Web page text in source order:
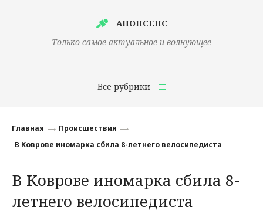
АНОНСЕНС
Только самое актуальное и волнующее
Все рубрики
Финансы
Наука
Культура
Главная
Происшествия
В Коврове иномарка сбила 8-летнего велосипедиста
В Коврове иномарка сбила 8-
летнего велосипедиста